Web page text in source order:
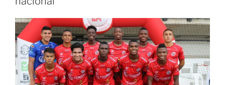
de
fútbol
Valle
Oro
Puro»